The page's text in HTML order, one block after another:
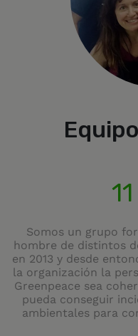
Somos un grupo
hombre de distintos
en 2013 y desde
la organización la
Greenpeace sea
pueda conseguir
ambientales para